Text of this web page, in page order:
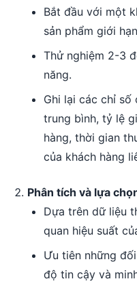
Bắt đầu với một
sản phẩm giới
Thử nghiệm 2-3
năng.
Ghi lại các chỉ số
trung bình, tỷ lệ
hàng, thời gian
của khách hàng
Phân tích và lựa
Dựa trên dữ liệu
quan hiệu suất
Ưu tiên những
độ tin cậy và